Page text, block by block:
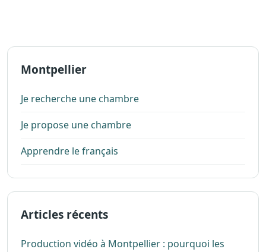
Montpellier
Je recherche une chambre
Je propose une chambre
Apprendre le français
Articles récents
Production vidéo à Montpellier : pourquoi les